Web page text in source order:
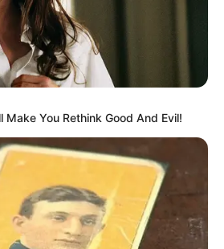
You Rethink Good And Evil!